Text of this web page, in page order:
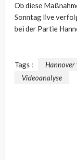
Ob diese
Sonntag live
bei der Partie
Tags : Hannover
Videoanalyse